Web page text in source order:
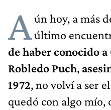
Aún hoy, a más
último
de haber conocido
Robledo Puch,
1972, no volví a ser
quedó con algo mío,